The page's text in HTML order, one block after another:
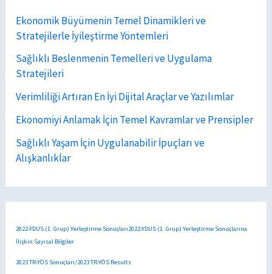
Ekonomik Büyümenin Temel Dinamikleri ve
Stratejilerle İyileştirme Yöntemleri
Sağlıklı Beslenmenin Temelleri ve Uygulama
Stratejileri
Verimliliği Artıran En İyi Dijital Araçlar ve Yazılımlar
Ekonomiyi Anlamak İçin Temel Kavramlar ve Prensipler
Sağlıklı Yaşam İçin Uygulanabilir İpuçları ve
Alışkanlıklar
2022-YDUS (1. Grup) Yerleştirme Sonuçları2022-YDUS (1. Grup) Yerleştirme Sonuçlarına
İlişkin Sayısal Bilgiler
2023 TR-YÖS Sonuçları/2023 TR-YÖS Results